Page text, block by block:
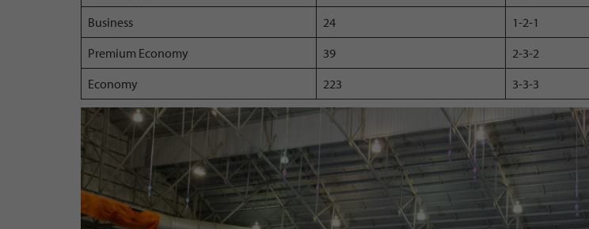
Business
24
1-2-1
Premium Economy
39
2-3-2
Economy
223 3-3-3